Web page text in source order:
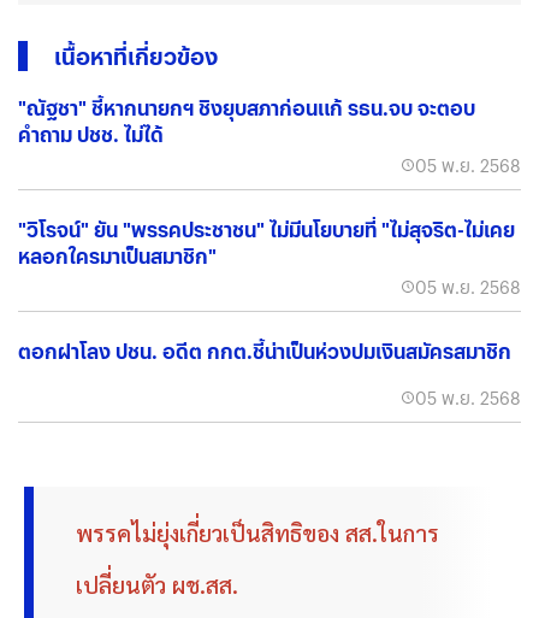
เนื้อหาที่เกี่ยวข้อง
"ณัฐชา" ชี้หากนายกฯ ชิงยุบสภาก่อนแก้ รธน.จบ จะตอบ
คำถาม ปชช. ไม่ได้
05 พ.ย. 2568
"วิโรจน์" ยัน "พรรคประชาชน" ไม่มีนโยบายที่ "ไม่สุจริต-ไม่เคย
หลอกใครมาเป็นสมาชิก"
05 พ.ย. 2568
ตอกฝาโลง ปชน. อดีต กกต.ชี้น่าเป็นห่วงปมเงินสมัครสมาชิก
05 พ.ย. 2568
พรรคไม่ยุ่งเกี่ยวเป็นสิทธิของ สส.ในการ
เปลี่ยนตัว ผช.สส.